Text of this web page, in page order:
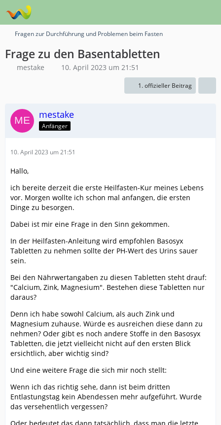
Fragen zur Durchführung und Problemen beim Fasten
Frage zu den Basentabletten
mestake 10. April 2023 um 21:51
1. offizieller Beitrag
mestake
Anfänger
10. April 2023 um 21:51
Hallo,
ich bereite derzeit die erste Heilfasten-Kur meines Lebens
vor. Morgen wollte ich schon mal anfangen, die ersten
Dinge zu besorgen.
Dabei ist mir eine Frage in den Sinn gekommen.
In der Heilfasten-Anleitung wird empfohlen Basosyx
Tabletten zu nehmen sollte der PH-Wert des Urins sauer
sein.
Bei den Nährwertangaben zu diesen Tabletten steht drauf:
"Calcium, Zink, Magnesium". Bestehen diese Tabletten nur
daraus?
Denn ich habe sowohl Calcium, als auch Zink und
Magnesium zuhause. Würde es ausreichen diese dann zu
nehmen? Oder gibt es noch andere Stoffe in den Basosyx
Tabletten, die jetzt vielleicht nicht auf den ersten Blick
ersichtlich, aber wichtig sind?
Und eine weitere Frage die sich mir noch stellt:
Wenn ich das richtig sehe, dann ist beim dritten
Entlastungstag kein Abendessen mehr aufgeführt. Wurde
das versehentlich vergessen?